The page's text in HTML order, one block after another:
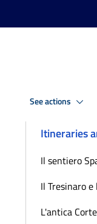
See actions
Itineraries
Il sentiero
Il Tresinaro
L'antica